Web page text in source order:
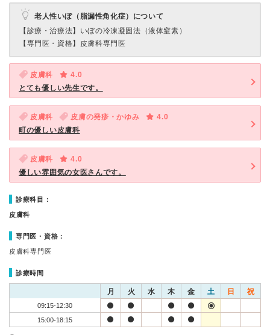
老人性いぼ（脂漏性角化症）について
【診療・治療法】 いぼの冷凍凝固法（液体窒素）
【専門医・資格】 皮膚科専門医
皮膚科
4.0
とても優しい先生です。
皮膚科 皮膚の発疹・かゆみ
4.0
町の優しい皮膚科
皮膚科
4.0
優しい雰囲気の女医さんです。
診療科目：
皮膚科
専門医・資格：
皮膚科専門医
診療時間
月 火 水 木 金 土 日 祝
09:15-12:30
15:00-18:15